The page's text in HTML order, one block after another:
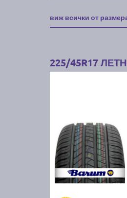
виж всички от
225/45R17